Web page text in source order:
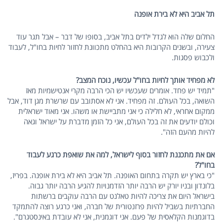
תל אביב היא לא בירת אופנה
החלום שלה הוא לגדל ילדים בתל אביב, בסופו של דבר – אבל תגר עוד
צעירה, ובשנים הקרובות היא בהחלט מתכוונת לחזור לחיות בחו"ל, לעבוד
ולכבוש פסגות.
לא מפחיד אותך לחיות בחו"ל עכשיו, נוכח המצב?
"תמיד יש פחד. אומרים שעכשיו יש הכי הרבה מקרי אנטישמיות מאז
השואה, בכל העולם. זה מפחיד. אני לא אסתובב עם שרשרת מגן דוד, אבל
ממקום אחראי, לא חלילה כי אני מתביישת או משהו. אני מאוד ישראלית
וכולם יודעים את זה בכל העולם, אני כל הזמן מדברת על ישראל וגאה
להיות מהעם הזה".
אם את מתכננת לחזור בסוף לישראל, למה את שואפת כרגע לעבוד
בחו"ל?
"כי בארץ יש תקרה בתחום האופנה. תל אביב היא לא בירת אופנה. בפריז,
בלונדון ובניו יורק יש הרבה יותר הזדמנויות להגיע הרבה יותר גבוה.
בישראל היום את צריכה להיות טאלנט עם הרבה עוקבים ברשתות
החברתיות בשביל להיות פרזנטורית של חברה, ואני כרגע רוצה להתמקד
בדוגמנות הקלאסית של פעם. אני דוגמנית, אני לא עובדת באינסטגרם".